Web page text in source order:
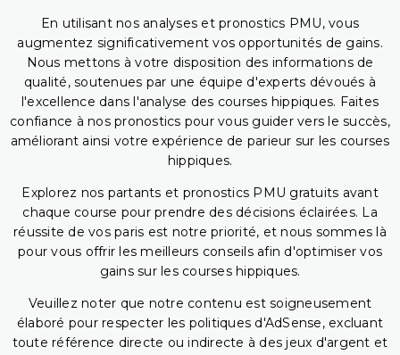
En utilisant nos analyses et pronostics PMU, vous
augmentez significativement vos opportunités de gains.
Nous mettons à votre disposition des informations de
qualité, soutenues par une équipe d'experts dévoués à
l'excellence dans l'analyse des courses hippiques. Faites
confiance à nos pronostics pour vous guider vers le succès,
améliorant ainsi votre expérience de parieur sur les courses
hippiques.
Explorez nos partants et pronostics PMU gratuits avant
chaque course pour prendre des décisions éclairées. La
réussite de vos paris est notre priorité, et nous sommes là
pour vous offrir les meilleurs conseils afin d'optimiser vos
gains sur les courses hippiques.
Veuillez noter que notre contenu est soigneusement
élaboré pour respecter les politiques d'AdSense, excluant
toute référence directe ou indirecte à des jeux d'argent et